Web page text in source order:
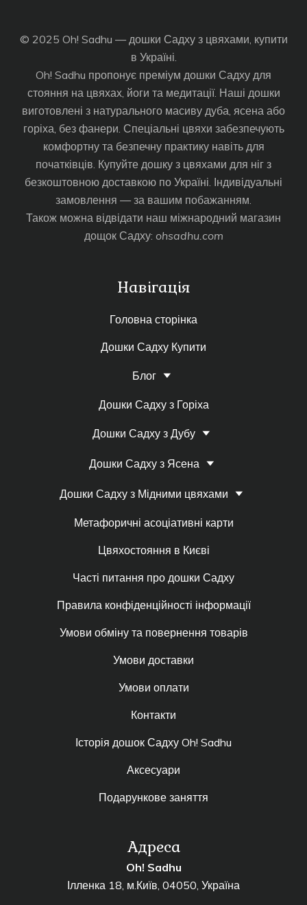
© 2025 Oh! Sadhu — дошки Садху з цвяхами, купити
в Україні.
Oh! Sadhu пропонує преміум дошки Садху для
стояння на цвяхах, йоги та медитації. Наші дошки
виготовлені з натурального масиву дуба, ясена або
горіха, без фанери. Спеціальні цвяхи забезпечують
комфортну та безпечну практику навіть для
початківців. Купуйте дошку з цвяхами для ніг з
безкоштовною доставкою по Україні. Індивідуальні
замовлення — за вашим побажанням.
Також можна відвідати наш міжнародний магазин
дощок Садху: ohsadhu.com
Навігація
Головна сторінка
Дошки Садху Купити
Блог
Дошки Садху з Горіха
Дошки Садху з Дубу
Дошки Садху з Ясена
Дошки Садху з Мідними цвяхами
Метафоричні асоціативні карти
Цвяхостояння в Києві
Часті питання про дошки Садху
Правила конфіденційності інформації
Умови обміну та повернення товарів
Умови доставки
Умови оплати
Контакти
Історія дошок Садху Oh! Sadhu
Аксесуари
Подарункове заняття
Адреса
Oh! Sadhu
Ілленка 18, м.Київ, 04050, Україна